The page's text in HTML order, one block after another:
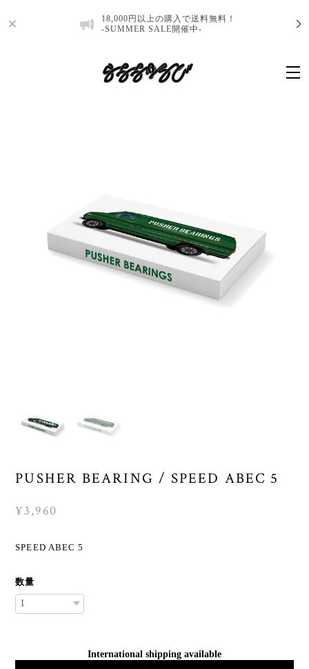
18,000円以上の購入で送料無料！
-SUMMER SALE開催中-
PUSHER BEARING / SPEED ABEC 5
¥3,960
SPEED ABEC 5
数量
International shipping available